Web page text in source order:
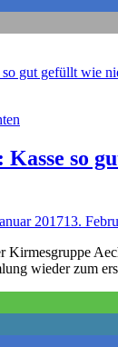
so
201713.
Kirmesgruppe
wieder zum